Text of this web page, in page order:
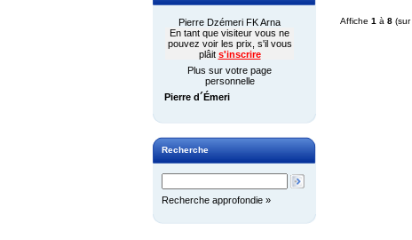
Pierre Dzémeri FK Arna
En tant que visiteur vous ne
pouvez voir les prix, s'il vous
plâit s'inscrire
Plus sur votre page
personnelle
Pierre d´Émeri
Recherche
Recherche approfondie »
Affiche 1 à 8(sur